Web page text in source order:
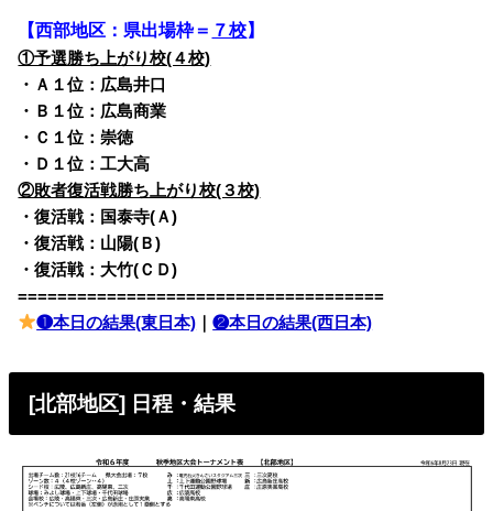
【西部地区：県出場枠＝ ７校】
①予選勝ち上がり校(４校)
・Ａ１位：広島井口
・Ｂ１位：広島商業
・Ｃ１位：崇徳
・Ｄ１位：工大高
②敗者復活戦勝ち上がり校(３校)
・復活戦：国泰寺(Ａ)
・復活戦：山陽(Ｂ)
・復活戦：大竹(ＣＤ)
=====================================
❶本日の結果(東日本) ｜❷本日の結果(西日本)
[北部地区] 日程・結果